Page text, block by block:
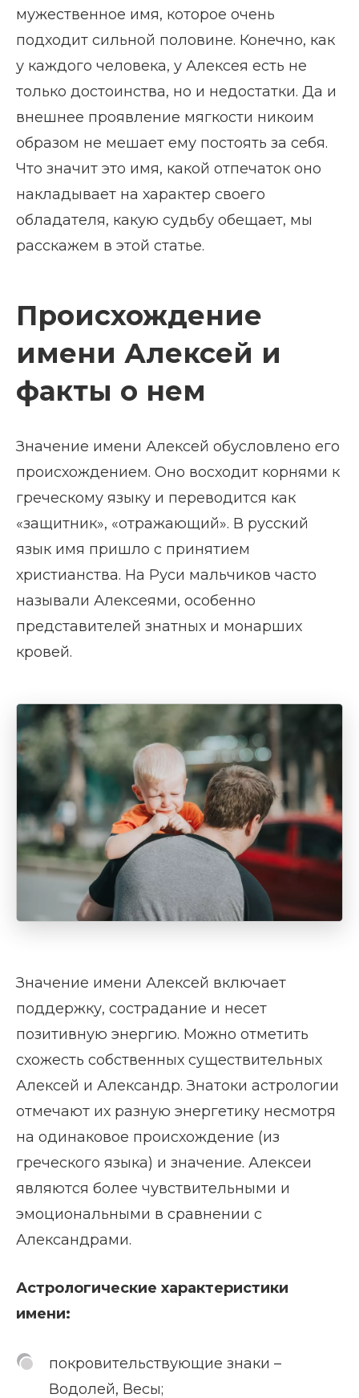
мужественное имя, которое очень
подходит сильной половине. Конечно, как
у каждого человека, у Алексея есть не
только достоинства, но и недостатки. Да и
внешнее проявление мягкости никоим
образом не мешает ему постоять за себя.
Что значит это имя, какой отпечаток оно
накладывает на характер своего
обладателя, какую судьбу обещает, мы
расскажем в этой статье.
Происхождение
имени Алексей и
факты о нем
Значение имени Алексей обусловлено его
происхождением. Оно восходит корнями к
греческому языку и переводится как
«защитник», «отражающий». В русский
язык имя пришло с принятием
христианства. На Руси мальчиков часто
называли Алексеями, особенно
представителей знатных и монарших
кровей.
Значение имени Алексей включает
поддержку, сострадание и несет
позитивную энергию. Можно отметить
схожесть собственных существительных
Алексей и Александр. Знатоки астрологии
отмечают их разную энергетику несмотря
на одинаковое происхождение (из
греческого языка) и значение. Алексеи
являются более чувствительными и
эмоциональными в сравнении с
Александрами.
Астрологические характеристики
имени:
покровительствующие знаки –
Водолей, Весы;